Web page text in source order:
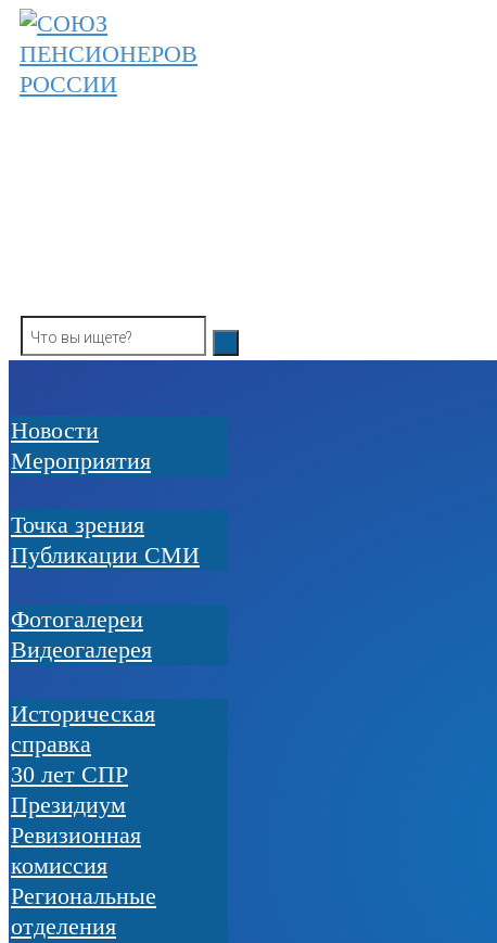
Skip
to
content
Новости
Мероприятия
Точка зрения
Публикации СМИ
Фотогалереи
Видеогалерея
Историческая
справка
30 лет СПР
Президиум
Ревизионная
комиссия
Региональные
отделения